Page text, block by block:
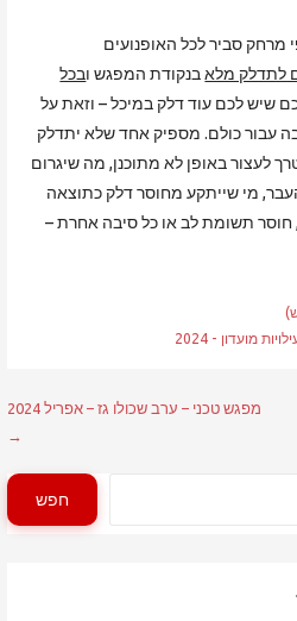
מרחק סביר לכל האופנועים
לתדלק מלאבנקודת המפגש ובכל
שיש לכם עוד דלק במיכל – וזאת על
עבור כולם. מספיק אחד שלא יתדלק
לעצור באופן לא מתוכנן, מה שיגרום
מי שייתקע מחוסר דלק כתוצאה
חוסר תשומת לב או כל סיבה אחרת –
מועדון - 2024
מפגש טכני – ערב שכולו גז – אפריל 2024
→
חפש